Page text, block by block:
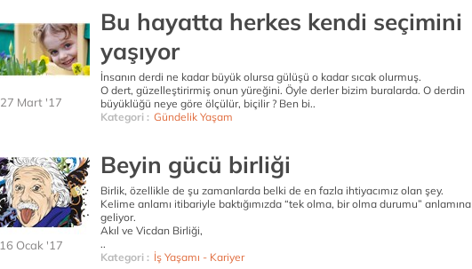
27 Mart '17
Bu hayatta herkes kendi seçimini
yaşıyor
İnsanın derdi ne kadar büyük olursa gülüşü o kadar sıcak olurmuş.
O dert, güzelleştirirmiş onun yüreğini. Öyle derler bizim buralarda. O derdin
büyüklüğü neye göre ölçülür, biçilir ? Ben bi..
Kategori : Gündelik Yaşam
16 Ocak '17
Beyin gücü birliği
Birlik, özellikle de şu zamanlarda belki de en fazla ihtiyacımız olan şey.
Kelime anlamı itibariyle baktığımızda “tek olma, bir olma durumu” anlamına
geliyor.
Akıl ve Vicdan Birliği,
..
Kategori : İş Yaşamı - Kariyer